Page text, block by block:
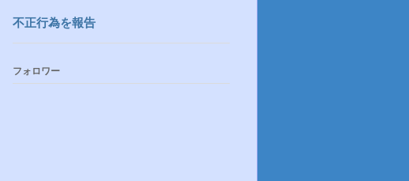
不正行為を報告
フォロワー